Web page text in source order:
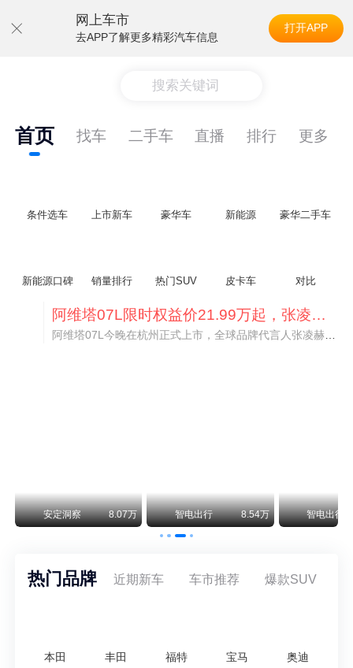
网上车市
去APP了解更多精彩汽车信息
打开APP
搜索关键词
首页 找车 二手车 直播 排行 更多
条件选车 上市新车 豪华车 新能源 豪华二手车
新能源口碑 销量排行 热门SUV 皮卡车 对比
阿维塔07L限时权益价21.99万起，张凌赫成首位车主
阿维塔07L今晚在杭州正式上市，全球品牌代言人张凌赫现场提车，成为这台车的第一位主人。三个版本：Elite纯电版22.99万，Max+后驱纯电版24.99万，Ultra三电机四驱版27.99万。
安定洞察 8.07万 智电出行 8.54万 智电出行
热门品牌 近期新车 车市推荐 爆款SUV
本田 丰田 福特 宝马 奥迪